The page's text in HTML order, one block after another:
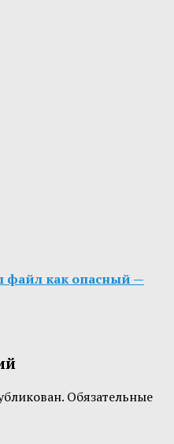
файл как опасный —
Обязательные